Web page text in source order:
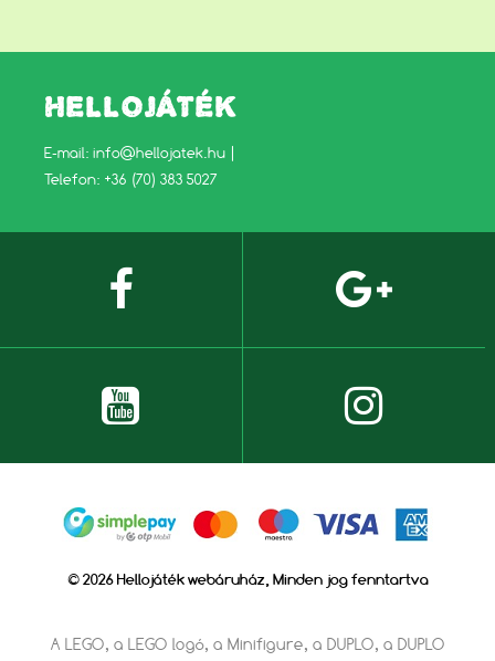
HELLOJÁTÉK
E-mail: info@hellojatek.hu
Telefon: +36 (70) 383 5027
© 2026 Hellojáték webáruház, Minden jog fenntartva
A LEGO, a LEGO logó, a Minifigure, a DUPLO, a DUPLO